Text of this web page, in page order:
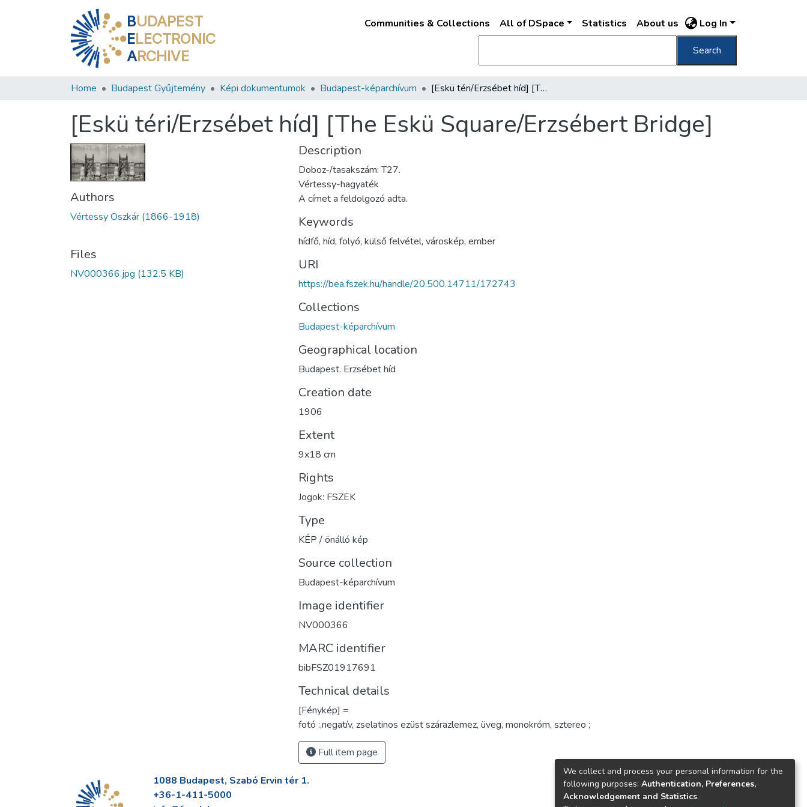
BUDAPEST
ELECTRONIC
ARCHIVE
Communities & Collections All of DSpace Statistics About us Log In
Search
Home Budapest Gyűjtemény Képi dokumentumok Budapest-képarchívum [Eskü téri/Erzsébet híd] [The Eskü Square/Erzsébert Bridge]
[Eskü téri/Erzsébet híd] [The Eskü Square/Erzsébert Bridge]
Authors
Vértessy Oszkár (1866-1918)
Files
NV000366.jpg (132.5 KB)
Description
Doboz-/tasakszám: T27.
Vértessy-hagyaték
A címet a feldolgozó adta.
Keywords
hídfő, híd, folyó, külső felvétel, városkép, ember
URI
https://bea.fszek.hu/handle/20.500.14711/172743
Collections
Budapest-képarchívum
Geographical location
Budapest. Erzsébet híd
Creation date
1906
Extent
9x18 cm
Rights
Jogok: FSZEK
Type
KÉP / önálló kép
Source collection
Budapest-képarchívum
Image identifier
NV000366
MARC identifier
bibFSZ01917691
Technical details
[Fénykép] =
fotó :,negatív, zselatinos ezüst szárazlemez, üveg, monokróm, sztereo ;
Full item page
1088 Budapest, Szabó Ervin tér 1.
+36-1-411-5000
We collect and process your personal information for the
following purposes: Authentication, Preferences,
Acknowledgement and Statistics.